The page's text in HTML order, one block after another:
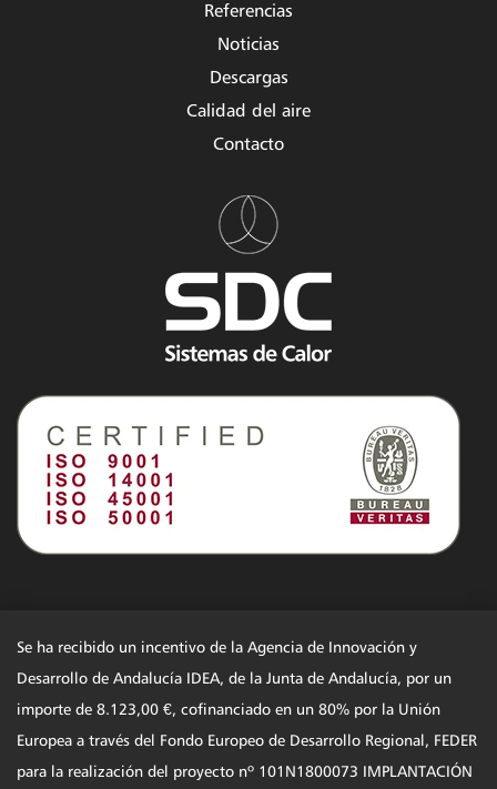
Referencias
Noticias
Descargas
Calidad del aire
Contacto
Se ha recibido un incentivo de la Agencia de Innovación y
Desarrollo de Andalucía IDEA, de la Junta de Andalucía, por un
importe de 8.123,00 €, cofinanciado en un 80% por la Unión
Europea a través del Fondo Europeo de Desarrollo Regional, FEDER
para la realización del proyecto nº 101N1800073 IMPLANTACIÓN